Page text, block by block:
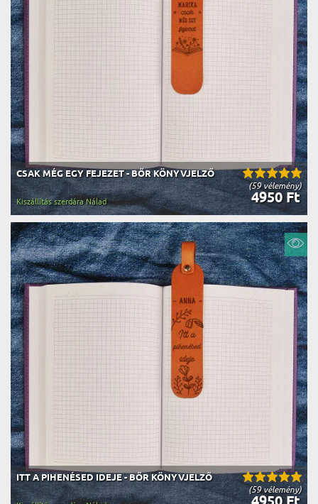
(59 vélemény)
CSAK MÉG EGY FEJEZET - BŐR KÖNYVJELZŐ
4950 Ft
Kiszállítás szerdára Nálad
(59 vélemény)
ITT A PIHENÉSED IDEJE - BŐR KÖNYVJELZŐ